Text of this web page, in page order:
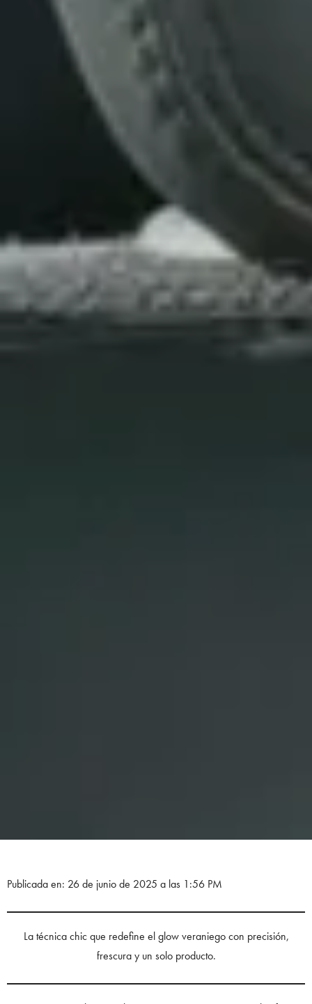
Publicada en: 26 de junio de 2025 a las 1:56 PM
La técnica chic que redefine el glow veraniego con precisión,
frescura y un solo producto.